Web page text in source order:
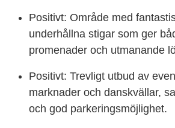
Positivt: Område med
underhållna stigar som ger
promenader och utmanande
Positivt: Trevligt utbud av
marknader och danskvällar,
och god parkeringsmöjlighet.